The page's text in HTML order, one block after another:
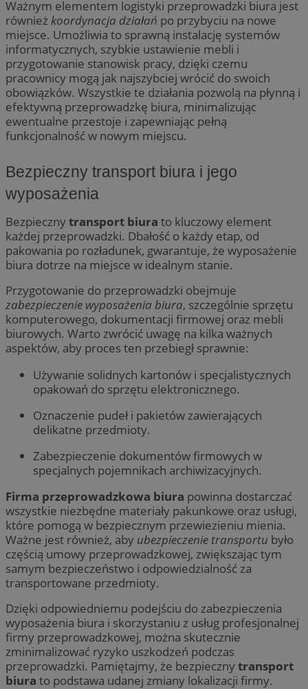
Ważnym elementem logistyki przeprowadzki biura jest
równieżkoordynacja działań po przybyciu na nowe
miejsce. Umożliwia to sprawną instalację systemów
informatycznych, szybkie ustawienie mebli i
przygotowanie stanowisk pracy, dzięki czemu
pracownicy mogą jak najszybciej wrócić do swoich
obowiązków. Wszystkie te działania pozwolą na płynną i
efektywną przeprowadzkę biura, minimalizując
ewentualne przestoje i zapewniając pełną
funkcjonalność w nowym miejscu.
Bezpieczny transport biura i jego
wyposażenia
Bezpiecznytransport biura to kluczowy element
każdej przeprowadzki. Dbałość o każdy etap, od
pakowania po rozładunek, gwarantuje, że wyposażenie
biura dotrze na miejsce w idealnym stanie.
Przygotowanie do przeprowadzki obejmuje
zabezpieczenie wyposażenia biura, szczególnie sprzętu
komputerowego, dokumentacji firmowej oraz mebli
biurowych. Warto zwrócić uwagę na kilka ważnych
aspektów, aby proces ten przebiegł sprawnie:
Używanie solidnych kartonów i specjalistycznych
opakowań do sprzętu elektronicznego.
Oznaczenie pudeł i pakietów zawierających
delikatne przedmioty.
Zabezpieczenie dokumentów firmowych w
specjalnych pojemnikach archiwizacyjnych.
Firma przeprowadzkowa biura powinna dostarczać
wszystkie niezbędne materiały pakunkowe oraz usługi,
które pomogą w bezpiecznym przewiezieniu mienia.
Ważne jest również, aby ubezpieczenie transportu było
częścią umowy przeprowadzkowej, zwiększając tym
samym bezpieczeństwo i odpowiedzialność za
transportowane przedmioty.
Dzięki odpowiedniemu podejściu do zabezpieczenia
wyposażenia biura i skorzystaniu z usług profesjonalnej
firmy przeprowadzkowej, można skutecznie
zminimalizować ryzyko uszkodzeń podczas
przeprowadzki. Pamiętajmy, że bezpiecznytransport
biura to podstawa udanej zmiany lokalizacji firmy.